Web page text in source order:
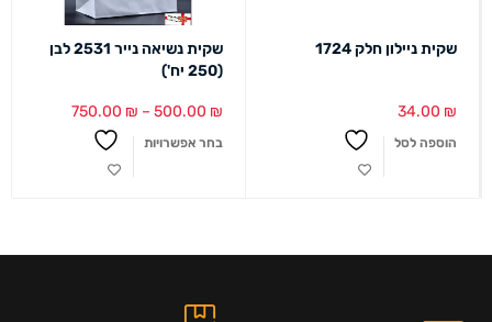
שקית ניילון חלק 1724
34.00 ₪
הוספה לסל
שקית נשיאה נייר 2531 לבן
(250 יח')
500.00 ₪
–
750.00 ₪
בחר אפשרויות